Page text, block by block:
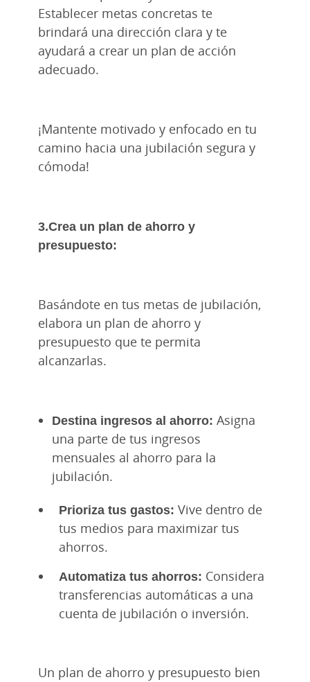
Establecer metas concretas te
brindará una dirección clara y te
ayudará a crear un plan de acción
adecuado.
¡Mantente motivado y enfocado en tu
camino hacia una jubilación segura y
cómoda!
3.Crea un plan de ahorro y
presupuesto:
Basándote en tus metas de jubilación,
elabora un plan de ahorro y
presupuesto que te permita
alcanzarlas.
Destina ingresos al ahorro: Asigna
una parte de tus ingresos
mensuales al ahorro para la
jubilación.
Prioriza tus gastos: Vive dentro de
tus medios para maximizar tus
ahorros.
Automatiza tus ahorros: Considera
transferencias automáticas a una
cuenta de jubilación o inversión.
Un plan de ahorro y presupuesto bien